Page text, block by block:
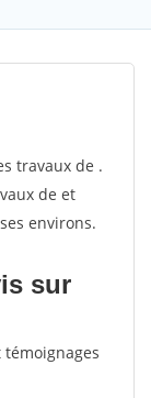
travaux de .
de et
environs.
sur